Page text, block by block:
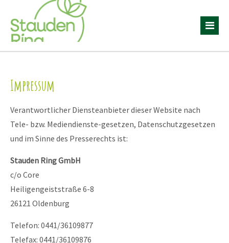
Impressum
Verantwortlicher Diensteanbieter dieser Website nach
Tele- bzw. Mediendienste-gesetzen, Datenschutzgesetzen
und im Sinne des Presserechts ist:
Stauden Ring GmbH
c/o Core
Heiligengeiststraße 6-8
26121 Oldenburg
Telefon: 0441/36109877
Telefax: 0441/36109876